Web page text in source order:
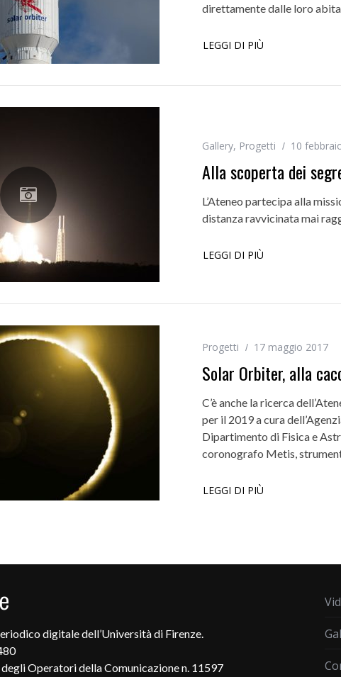
direttamente dalle loro
LEGGI DI PIÙ
Gallery, Progetti 10
Alla scoperta dei
L’Ateneo partecipa alla
distanza ravvicinata mai
LEGGI DI PIÙ
Progetti 17 maggio 2017
Solar Orbiter, alla
C’è anche la ricerca
per il 2019 a cura
Dipartimento di Fisica e
coronografo Metis,
LEGGI DI PIÙ
digitale dell’Università di Firenze.
Operatori della Comunicazione n. 11597